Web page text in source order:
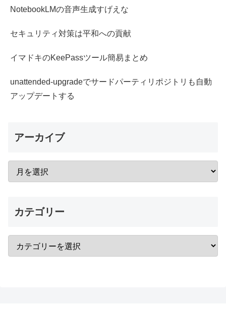
NotebookLMの音声生成すげえな
セキュリティ対策は平和への貢献
イマドキのKeePassツール簡易まとめ
unattended-upgradeでサードパーティリポジトリも自動
アップデートする
アーカイブ
カテゴリー